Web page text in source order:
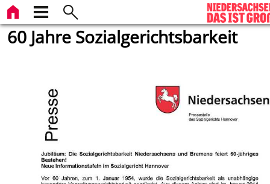
60 Jahre Sozialgerichtsbarkeit